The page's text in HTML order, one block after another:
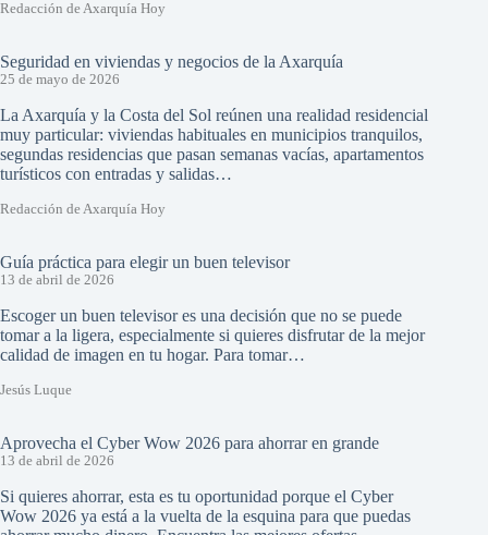
Redacción de Axarquía Hoy
Seguridad en viviendas y negocios de la Axarquía
25 de mayo de 2026
La Axarquía y la Costa del Sol reúnen una realidad residencial
muy particular: viviendas habituales en municipios tranquilos,
segundas residencias que pasan semanas vacías, apartamentos
turísticos con entradas y salidas…
Redacción de Axarquía Hoy
Guía práctica para elegir un buen televisor
13 de abril de 2026
Escoger un buen televisor es una decisión que no se puede
tomar a la ligera, especialmente si quieres disfrutar de la mejor
calidad de imagen en tu hogar. Para tomar…
Jesús Luque
Aprovecha el Cyber Wow 2026 para ahorrar en grande
13 de abril de 2026
Si quieres ahorrar, esta es tu oportunidad porque el Cyber
Wow 2026 ya está a la vuelta de la esquina para que puedas